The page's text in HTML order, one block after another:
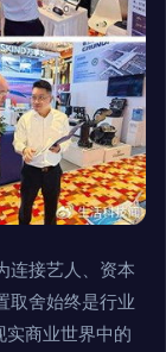
连接艺人、资本
取舍始终是行业
实商业世界中的